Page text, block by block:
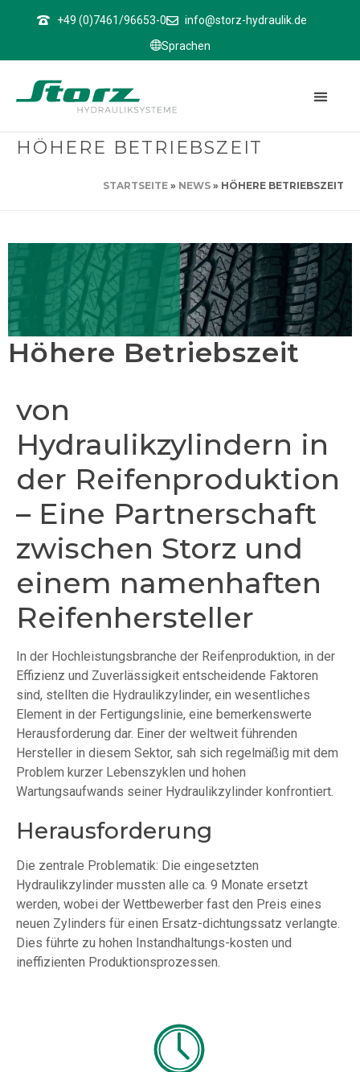
+49 (0)7461/96653-0
info@storz-hydraulik.de
Sprachen
HÖHERE BETRIEBSZEIT
STARTSEITE » NEWS » HÖHERE BETRIEBSZEIT
Höhere Betriebszeit
von
Hydraulikzylindern in
der Reifenproduktion
– Eine Partnerschaft
zwischen Storz und
einem namenhaften
Reifenhersteller
In der Hochleistungsbranche der Reifenproduktion, in der
Effizienz und Zuverlässigkeit entscheidende Faktoren
sind, stellten die Hydraulikzylinder, ein wesentliches
Element in der Fertigungslinie, eine bemerkenswerte
Herausforderung dar. Einer der weltweit führenden
Hersteller in diesem Sektor, sah sich regelmäßig mit dem
Problem kurzer Lebenszyklen und hohen
Wartungsaufwands seiner Hydraulikzylinder konfrontiert.
Herausforderung
Die zentrale Problematik: Die eingesetzten
Hydraulikzylinder mussten alle ca. 9 Monate ersetzt
werden, wobei der Wettbewerber fast den Preis eines
neuen Zylinders für einen Ersatz-dichtungssatz verlangte.
Dies führte zu hohen Instandhaltungs-kosten und
ineffizienten Produktionsprozessen.